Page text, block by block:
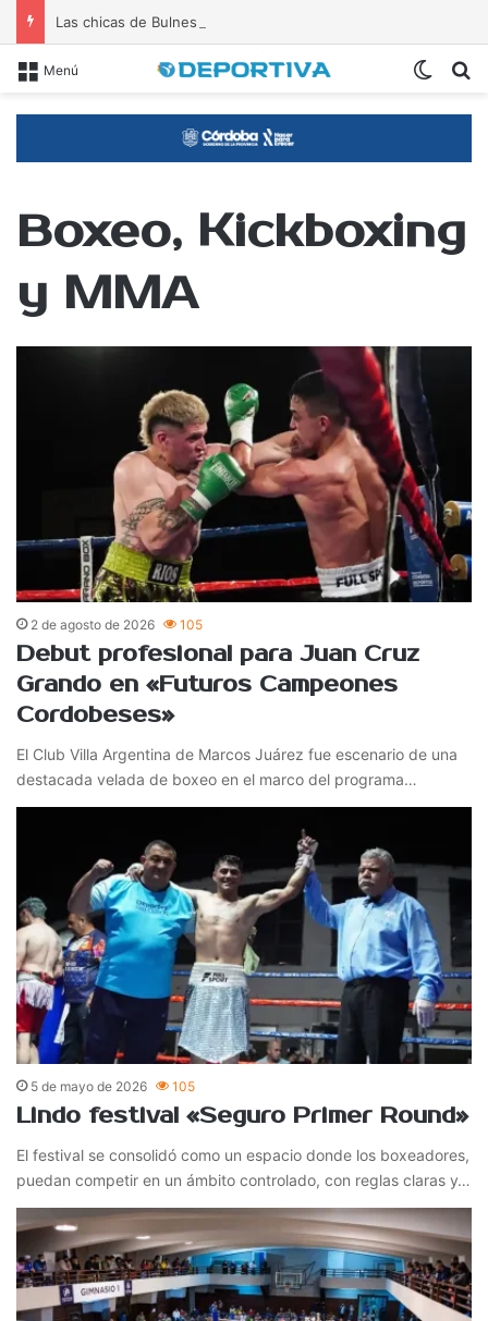
Las chicas de Bulnes lideran el Torneo Olga Palmero
Menú
Boxeo, Kickboxing
y MMA
2 de agosto de 2026 105
Debut profesional para Juan Cruz
Grando en «Futuros Campeones
Cordobeses»
El Club Villa Argentina de Marcos Juárez fue escenario de una
destacada velada de boxeo en el marco del programa…
5 de mayo de 2026 105
Lindo festival «Seguro Primer Round»
El festival se consolidó como un espacio donde los boxeadores,
puedan competir en un ámbito controlado, con reglas claras y…